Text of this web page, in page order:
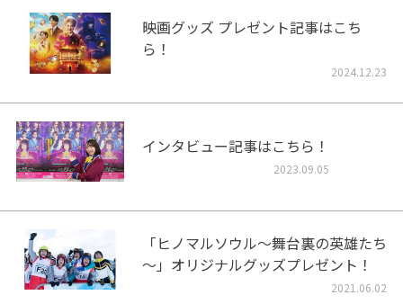
映画グッズ プレゼント記事はこち
ら！
2024.12.23
インタビュー記事はこちら！
2023.09.05
「ヒノマルソウル～舞台裏の英雄たち
～」オリジナルグッズプレゼント！
2021.06.02